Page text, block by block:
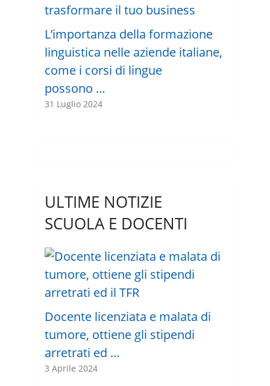
L’importanza della formazione
linguistica nelle aziende italiane,
come i corsi di lingue
possono …
31 Luglio 2024
ULTIME NOTIZIE
SCUOLA E DOCENTI
Docente licenziata e malata di
tumore, ottiene gli stipendi
arretrati ed …
3 Aprile 2024